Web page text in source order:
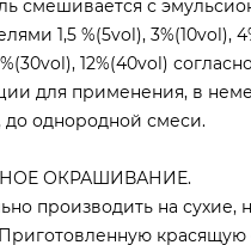
смешивается с
1,5 %(5vol), 3%(10vol),
12%(40vol)
для применения, в
до однородной смеси.
ОКРАШИВАНИЕ.
производить на сухие,
красящую